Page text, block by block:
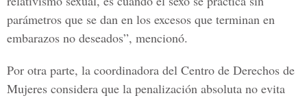
parámetros que se dan en los excesos que terminan en
embarazos no deseados”, mencionó.
Por otra parte, la coordinadora del Centro de Derechos de
Mujeres considera que la penalización absoluta no evita